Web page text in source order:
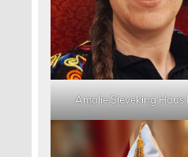
Amalie Sieveking Haus